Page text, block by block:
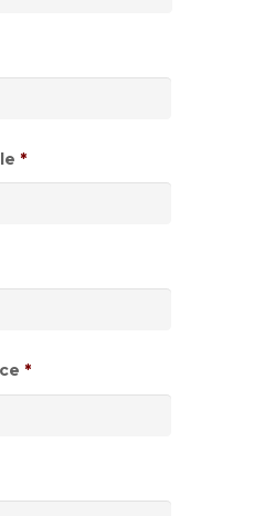
*
*